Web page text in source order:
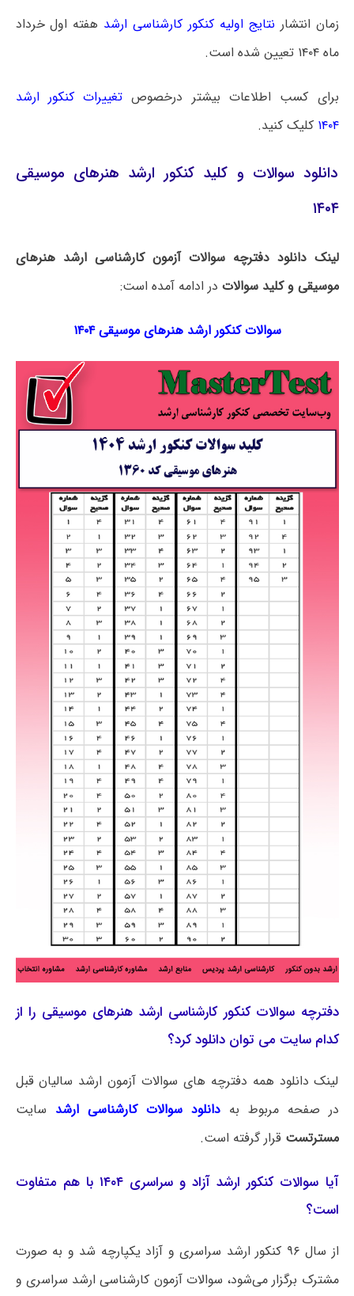
زمان انتشار نتایج اولیه کنکور کارشناسی ارشد هفته اول خرداد
ماه ۱۴۰۴ تعیین شده است.
برای کسب اطلاعات بیشتر درخصوص تغییرات کنکور ارشد
۱۴۰۴ کلیک کنید.
دانلود سوالات و کلید کنکور ارشد هنرهای موسیقی
۱۴۰۴
لینک دانلود دفترچه سوالات آزمون کارشناسی ارشد هنرهای
موسیقی و کلید سوالات در ادامه آمده است:
سوالات کنکور ارشد هنرهای موسیقی ۱۴۰۴
دفترچه سوالات کنکور کارشناسی ارشد هنرهای موسیقی را از
کدام سایت می توان دانلود کرد؟
لینک دانلود همه دفترچه های سوالات آزمون ارشد سالیان قبل
در صفحه مربوط بهدانلود سوالات کارشناسی ارشد سایت
مسترتست قرار گرفته است.
آیا سوالات کنکور ارشد آزاد و سراسری ۱۴۰۴ با هم متفاوت
است؟
از سال ۹۶ کنکور ارشد سراسری و آزاد یکپارچه شد و به صورت
مشترک برگزار می‌شود، سوالات آزمون کارشناسی ارشد سراسری و